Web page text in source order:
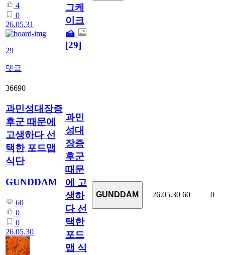
4
0
26.05.31
29
댓글
그케
이크
🍰
[29]
36690
과민성대장증
후군 때문에
고생하다 선
택한 포드맵
식단
GUNDDAM
60
0
0
26.05.30
과민
성대
장증
후군
때문
에 고
생하
다 선
택한
포드
맵 식
GUNDDAM 26.05.30 60 0